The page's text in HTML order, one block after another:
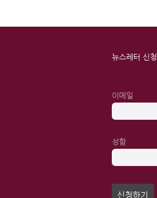
뉴스레터 신청
이메일
성함